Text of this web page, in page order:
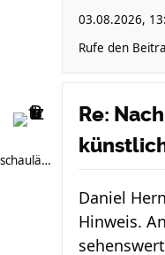
03.08.2026,
Rufe den
schauläufer
Re:
Daniel
Hinweis.
sehenswert